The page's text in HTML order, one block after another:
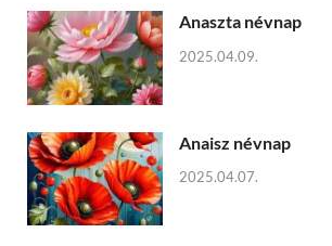
Anaszta névnap
2025.04.09.
Anaisz névnap
2025.04.07.